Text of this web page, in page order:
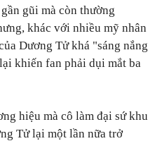
gũi mà còn thường
khác với nhiều mỹ nhân
Dương Tử khá "sáng nắng
khiến fan phải dụi mắt ba
hiệu mà cô làm đại sứ khu
Tử lại một lần nữa trở